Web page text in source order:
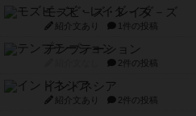
モズビ－ズ・レイダ－ズ
紹介文あり 1件の投稿
テンプテーション
2件の投稿
インドネシア
紹介文あり 2件の投稿